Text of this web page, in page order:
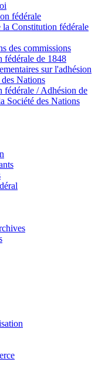
fédérale
la Constitution fédérale
des commissions
fédérale de 1848
sur l'adhésion
Nations
fédérale / Adhésion de
Société des Nations